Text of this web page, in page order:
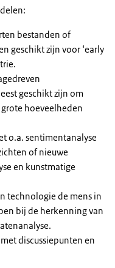
bestanden of
geschikt zijn voor ‘early
geschikt zijn om
hoeveelheden
o.a. sentimentanalyse
of nieuwe
en kunstmatige
technologie de mens in
bij de herkenning van
discussiepunten en